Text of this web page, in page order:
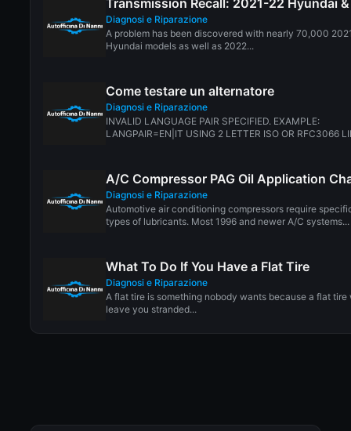
Diagnosi e Riparazione
A problem has been discovered with nearly 70,000
Hyundai models as well as 2022...
Come testare un alternatore
Diagnosi e Riparazione
INVALID LANGUAGE PAIR SPECIFIED. EXAMPLE:
LANGPAIR=EN|IT USING 2 LETTER ISO OR RFC3066
A/C Compressor PAG Oil Application
Diagnosi e Riparazione
Automotive air conditioning compressors require
types of lubricants. Most 1996 and newer A/C systems...
What To Do If You Have a Flat Tire
Diagnosi e Riparazione
A flat tire is something nobody wants because a flat tire
leave you stranded...